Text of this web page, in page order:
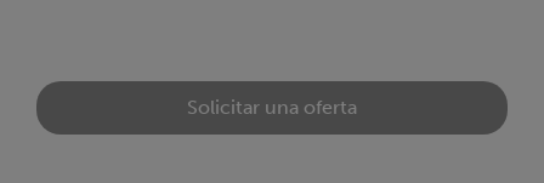
Solicitar una oferta